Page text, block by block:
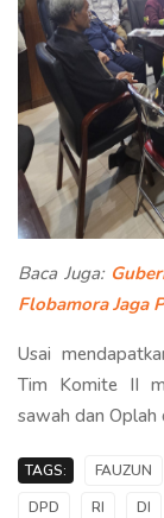
Baca Juga:
Flobamora Jaga
Usai
Tim Komite II
sawah dan Oplah
TAGS: FAUZUN
DPD
RI DI